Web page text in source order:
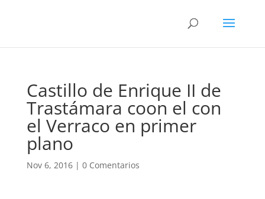
Castillo de Enrique II de
Trastámara coon el con
el Verraco en primer
plano
Nov 6, 2016| 0 Comentarios